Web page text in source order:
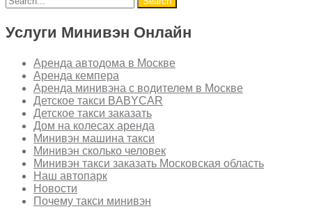
Услуги Минивэн Онлайн
Аренда автодома в Москве
Аренда кемпера
Аренда минивэна с водителем в Москве
Детское такси BABYCAR
Детское такси заказать
Дом на колесах аренда
Минивэн машина такси
Минивэн сколько человек
Минивэн такси заказать Московская область
Наш автопарк
Новости
Почему такси минивэн